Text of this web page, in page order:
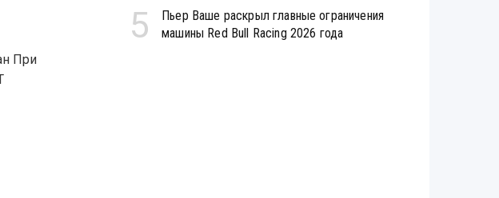
5
Пьер Ваше раскрыл главные ограничения
машины Red Bull Racing 2026 года